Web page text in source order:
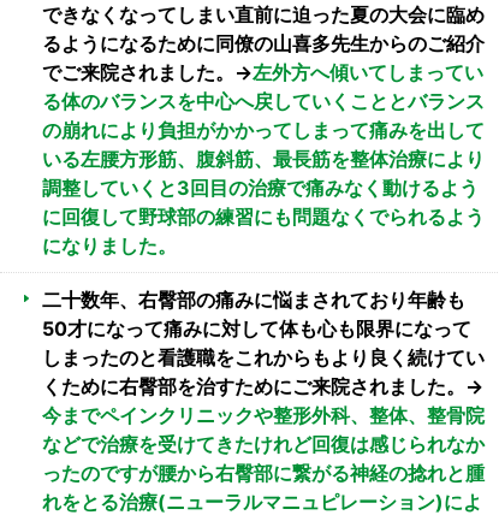
できなくなってしまい直前に迫った夏の大会に臨め
るようになるために同僚の山喜多先生からのご紹介
でご来院されました。→左外方へ傾いてしまってい
る体のバランスを中心へ戻していくこととバランス
の崩れにより負担がかかってしまって痛みを出して
いる左腰方形筋、腹斜筋、最長筋を整体治療により
調整していくと3回目の治療で痛みなく動けるよう
に回復して野球部の練習にも問題なくでられるよう
になりました。
二十数年、右臀部の痛みに悩まされており年齢も
50才になって痛みに対して体も心も限界になって
しまったのと看護職をこれからもより良く続けてい
くために右臀部を治すためにご来院されました。→
今までペインクリニックや整形外科、整体、整骨院
などで治療を受けてきたけれど回復は感じられなか
ったのですが腰から右臀部に繋がる神経の捻れと腫
れをとる治療(ニューラルマニュピレーション)によ